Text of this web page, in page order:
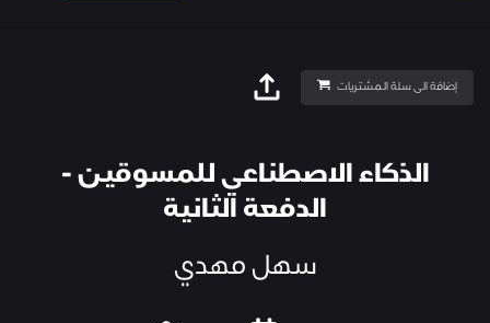
إضافة الى سلة المشتريات
الذكاء الاصطناعي للمسوقين -
الدفعة الثانية
سهل مهدي